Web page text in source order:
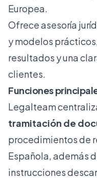
Europea.
Ofrece asesoría
y modelos
resultados y una
clientes.
Funciones
Legalteam
tramitación de
procedimientos de
Española, además
instrucciones